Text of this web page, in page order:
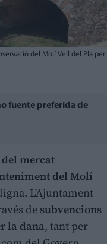
del Molí Vell del Pla per
fuente preferida de
mercat
del Molí
L'Ajuntament
de subvencions
la dana, tant per